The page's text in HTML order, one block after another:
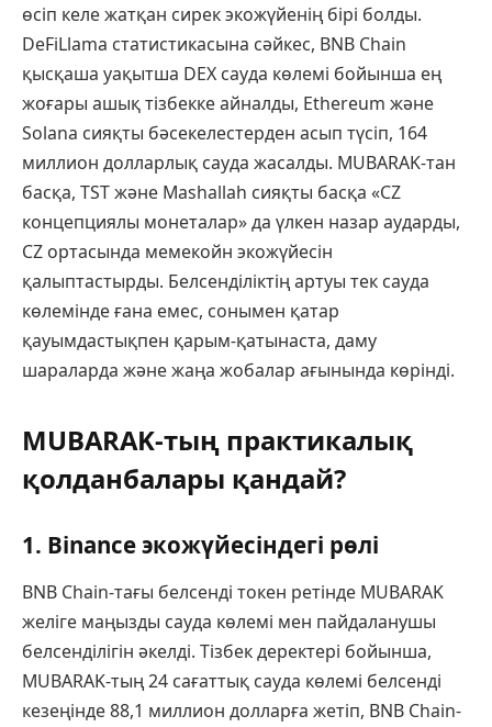
өсіп келе жатқан сирек экожүйенің бірі болды.
DeFiLlama статистикасына сәйкес, BNB Chain
қысқаша уақытша DEX сауда көлемі бойынша ең
жоғары ашық тізбекке айналды, Ethereum және
Solana сияқты бәсекелестерден асып түсіп, 164
миллион долларлық сауда жасалды. MUBARAK-тан
басқа, TST және Mashallah сияқты басқа «CZ
концепциялы монеталар» да үлкен назар аударды,
CZ ортасында мемекойн экожүйесін
қалыптастырды. Белсенділіктің артуы тек сауда
көлемінде ғана емес, сонымен қатар
қауымдастықпен қарым-қатынаста, даму
шараларда және жаңа жобалар ағынында көрінді.
MUBARAK-тың практикалық
қолданбалары қандай?
1. Binance экожүйесіндегі рөлі
BNB Chain-тағы белсенді токен ретінде MUBARAK
желіге маңызды сауда көлемі мен пайдаланушы
белсенділігін әкелді. Тізбек деректері бойынша,
MUBARAK-тың 24 сағаттық сауда көлемі белсенді
кезеңінде 88,1 миллион долларға жетіп, BNB Chain-